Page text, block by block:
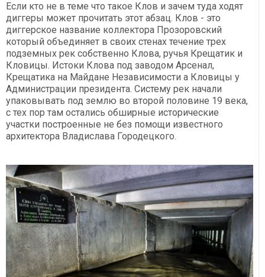
Если кто не в теме что такое Клов и зачем туда ходят
диггеры может прочитать этот абзац. Клов - это
диггерское название коллектора Прозоровский
который объединяет в своих стенах течение трех
подземных рек собственно Клова, ручья Крещатик и
Кловицы. Истоки Клова под заводом Арсенал,
Крещатика на Майдане Независимости а Кловицы у
Администрации президента. Систему рек начали
упаковывать под землю во второй половине 19 века,
с тех пор там остались обширные исторические
участки построенные не без помощи известного
архитектора Владислава Городецкого.